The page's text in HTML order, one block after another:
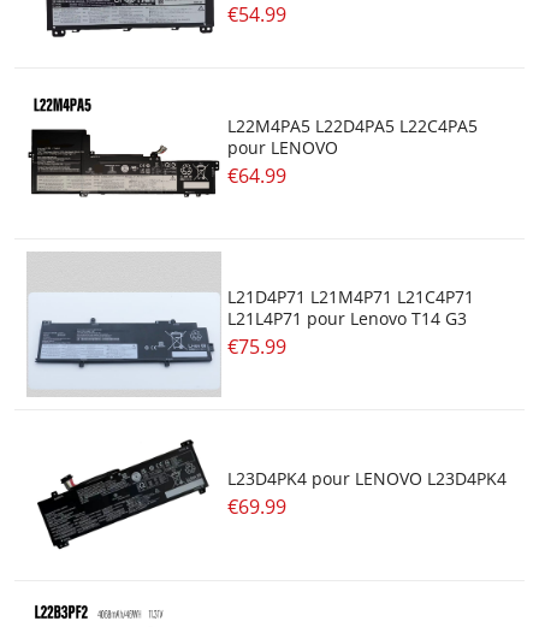
€54.99
L22M4PA5 L22D4PA5 L22C4PA5
pour LENOVO
€64.99
L21D4P71 L21M4P71 L21C4P71
L21L4P71 pour Lenovo T14 G3
€75.99
L23D4PK4 pour LENOVO L23D4PK4
€69.99